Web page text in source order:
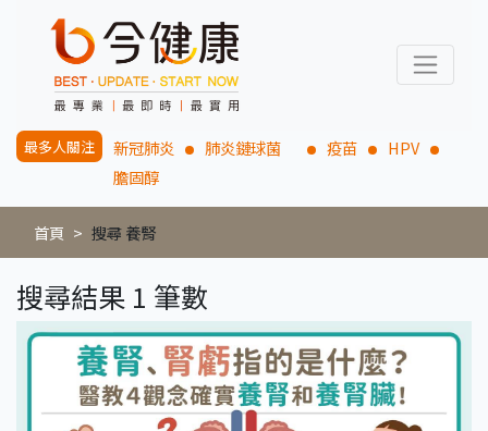
最多人關注 新冠肺炎 肺炎鏈球菌 疫苗
HPV
膽固醇
首頁 搜尋 養腎
搜尋結果 1 筆數